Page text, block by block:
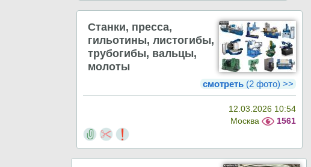
Станки, пресса,
гильотины, листогибы,
трубогибы, вальцы,
молоты
смотреть (2 фото) >>
12.03.2026 10:54
Москва
1561